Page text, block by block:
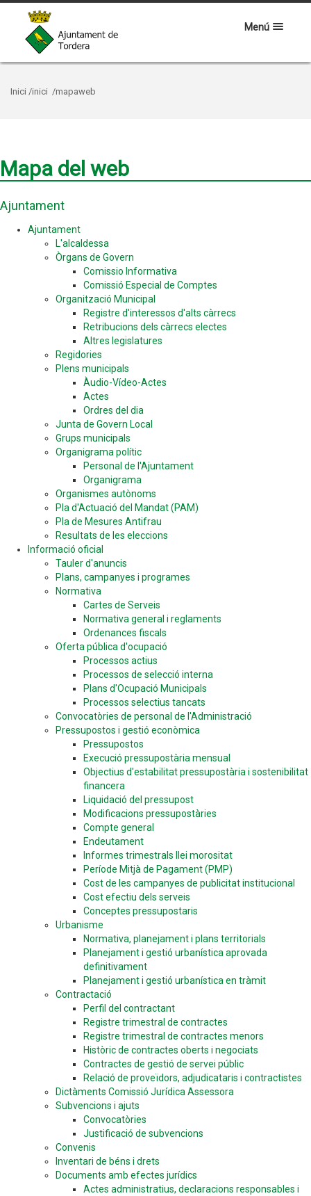
Menú
Inici /inici /mapaweb
Mapa del web
Ajuntament
Ajuntament
L'alcaldessa
Òrgans de Govern
Comissio Informativa
Comissió Especial de Comptes
Organització Municipal
Registre d'interessos d'alts càrrecs
Retribucions dels càrrecs electes
Altres legislatures
Regidories
Plens municipals
Àudio-Vídeo-Actes
Actes
Ordres del dia
Junta de Govern Local
Grups municipals
Organigrama polític
Personal de l'Ajuntament
Organigrama
Organismes autònoms
Pla d'Actuació del Mandat (PAM)
Pla de Mesures Antifrau
Resultats de les eleccions
Informació oficial
Tauler d'anuncis
Plans, campanyes i programes
Normativa
Cartes de Serveis
Normativa general i reglaments
Ordenances fiscals
Oferta pública d'ocupació
Processos actius
Processos de selecció interna
Plans d'Ocupació Municipals
Processos selectius tancats
Convocatòries de personal de l'Administració
Pressupostos i gestió econòmica
Pressupostos
Execució pressupostària mensual
Objectius d'estabilitat pressupostària i sostenibilitat
financera
Liquidació del pressupost
Modificacions pressupostàries
Compte general
Endeutament
Informes trimestrals llei morositat
Període Mitjà de Pagament (PMP)
Cost de les campanyes de publicitat institucional
Cost efectiu dels serveis
Conceptes pressupostaris
Urbanisme
Normativa, planejament i plans territorials
Planejament i gestió urbanística aprovada
definitivament
Planejament i gestió urbanística en tràmit
Contractació
Perfil del contractant
Registre trimestral de contractes
Registre trimestral de contractes menors
Històric de contractes oberts i negociats
Contractes de gestió de servei públic
Relació de proveïdors, adjudicataris i contractistes
Dictàments Comissió Jurídica Assessora
Subvencions i ajuts
Convocatòries
Justificació de subvencions
Convenis
Inventari de béns i drets
Documents amb efectes jurídics
Actes administratius, declaracions responsables i